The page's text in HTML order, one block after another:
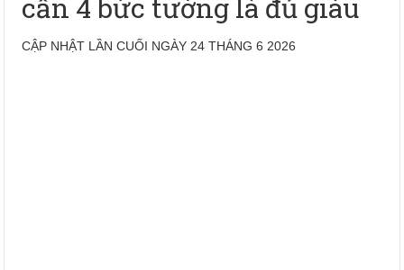
cần 4 bức tường là đủ giàu
CẬP NHẬT LẦN CUỐI NGÀY 24 THÁNG 6 2026